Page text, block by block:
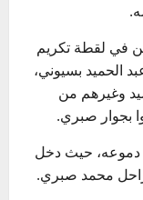
في لقطة تكريم
الحميد بسيوني،
وغيرهم من
بجوار صبري.
دموعه، حيث دخل
محمد صبري.